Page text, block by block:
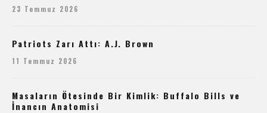
23 Temmuz 2026
Patriots Zarı Attı: A.J. Brown
11 Temmuz 2026
Masaların Ötesinde Bir Kimlik: Buffalo Bills ve
İnancın Anatomisi